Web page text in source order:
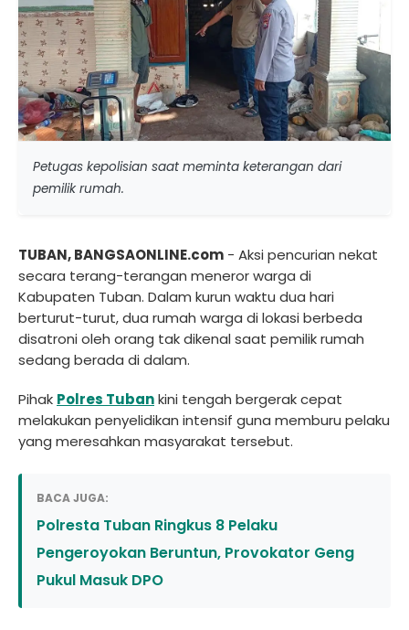
Petugas kepolisian saat meminta keterangan dari
pemilik rumah.
TUBAN, BANGSAONLINE.com - Aksi pencurian nekat
secara terang-terangan meneror warga di
Kabupaten Tuban. Dalam kurun waktu dua hari
berturut-turut, dua rumah warga di lokasi berbeda
disatroni oleh orang tak dikenal saat pemilik rumah
sedang berada di dalam.
Pihak Polres Tubankini tengah bergerak cepat
melakukan penyelidikan intensif guna memburu pelaku
yang meresahkan masyarakat tersebut.
BACA JUGA:
Polresta Tuban Ringkus 8 Pelaku
Pengeroyokan Beruntun, Provokator Geng
Pukul Masuk DPO